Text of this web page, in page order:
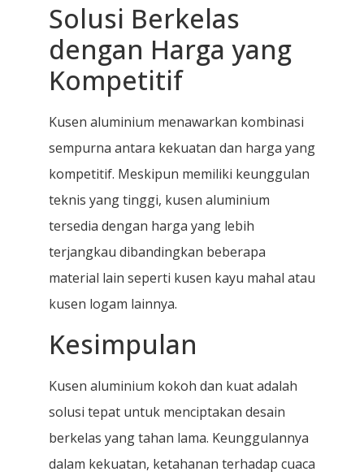
Solusi Berkelas
dengan Harga yang
Kompetitif
Kusen aluminium menawarkan kombinasi
sempurna antara kekuatan dan harga yang
kompetitif. Meskipun memiliki keunggulan
teknis yang tinggi, kusen aluminium
tersedia dengan harga yang lebih
terjangkau dibandingkan beberapa
material lain seperti kusen kayu mahal atau
kusen logam lainnya.
Kesimpulan
Kusen aluminium kokoh dan kuat adalah
solusi tepat untuk menciptakan desain
berkelas yang tahan lama. Keunggulannya
dalam kekuatan, ketahanan terhadap cuaca